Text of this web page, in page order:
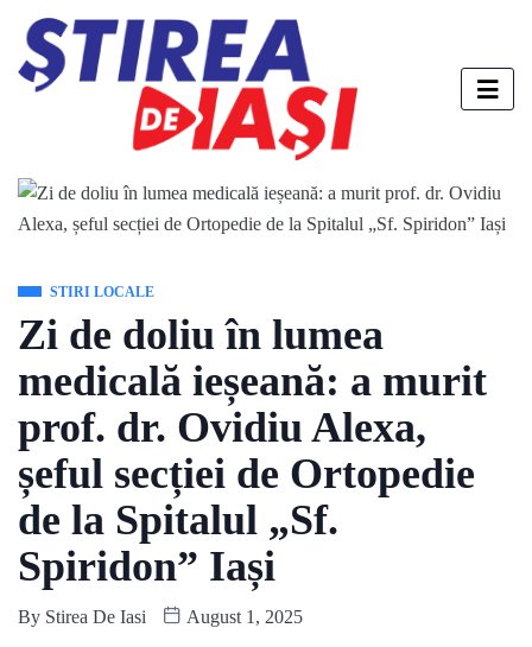
STIRI LOCALE
Zi de doliu în lumea
medicală ieșeană: a murit
prof. dr. Ovidiu Alexa,
șeful secției de Ortopedie
de la Spitalul „Sf.
Spiridon” Iași
By Stirea De Iasi August 1, 2025